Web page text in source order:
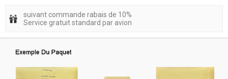
suivant commande rabais de 10%
Service gratuit standard par avion